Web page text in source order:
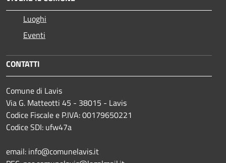
Luoghi
Eventi
CONTATTI
Comune di Lavis
Via G. Matteotti 45 - 38015 - Lavis
Codice Fiscale e P.IVA: 00179650221
Codice SDI: ufw47a
email: info@comunelavis.it